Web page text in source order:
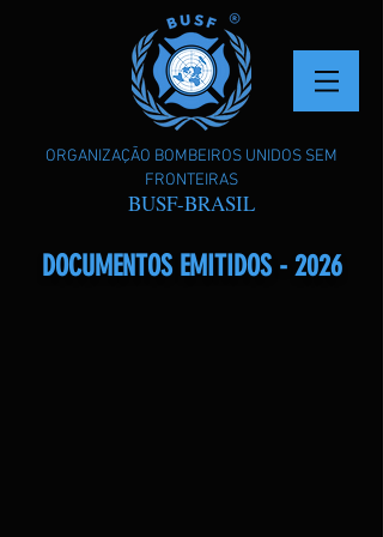
ORGANIZAÇÃO BOMBEIROS UNIDOS SEM
FRONTEIRAS
BUSF-BRASIL
DOCUMENTOS EMITIDOS - 2026